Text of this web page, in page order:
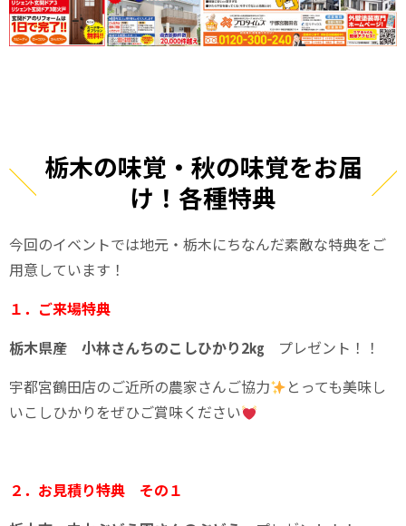
栃木の味覚・秋の味覚をお届
け！各種特典
今回のイベントでは地元・栃木にちなんだ素敵な特典をご
用意しています！
１．ご来場特典
栃木県産 小林さんちのこしひかり2㎏ プレゼント！！
宇都宮鶴田店のご近所の農家さんご協力
とっても美味し
いこしひかりをぜひご賞味ください
２．お見積り特典 その１